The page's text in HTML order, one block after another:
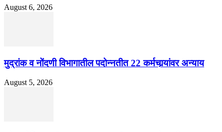
August 6, 2026
मुद्रांक व नोंदणी विभागातील पदोन्नतीत 22 कर्मचार्‍यांवर अन्याय
August 5, 2026